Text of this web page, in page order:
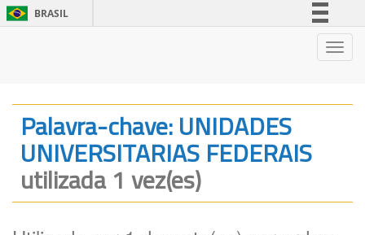
BRASIL
Legislação
Canais
Palavra-chave: UNIDADES
UNIVERSITARIAS FEDERAIS
utilizada 1 vez(es)